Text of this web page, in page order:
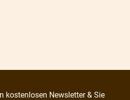
kostenlosen Newsletter & Sie